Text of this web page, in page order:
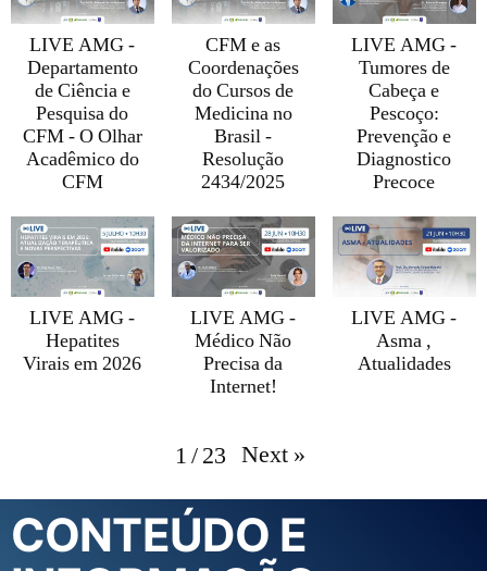
LIVE AMG -
Departamento
de Ciência e
Pesquisa do
CFM - O Olhar
Acadêmico do
CFM
CFM e as
Coordenações
do Cursos de
Medicina no
Brasil -
Resolução
2434/2025
LIVE AMG -
Tumores de
Cabeça e
Pescoço:
Prevenção e
Diagnostico
Precoce
LIVE AMG -
Hepatites
Virais em 2026
LIVE AMG -
Médico Não
Precisa da
Internet!
LIVE AMG -
Asma ,
Atualidades
1/23 Next »
CONTEÚDO E